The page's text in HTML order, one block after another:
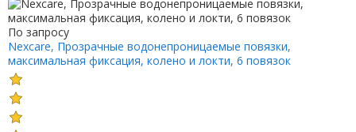
По запросу
Nexcare, Прозрачные водонепроницаемые повязки,
максимальная фиксация, колено и локти, 6 повязок